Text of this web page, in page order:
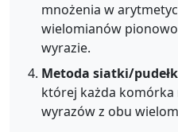
mnożenia w
wielomianów
wyrazie.
Metoda siatki/
której każda
wyrazów z obu